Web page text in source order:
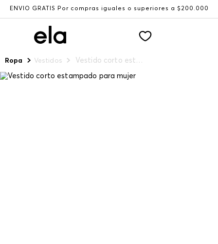
ENVÍO GRATIS Por compras iguales o superiores a $200.000
Ropa Vestidos Vestido corto estampado para mujer